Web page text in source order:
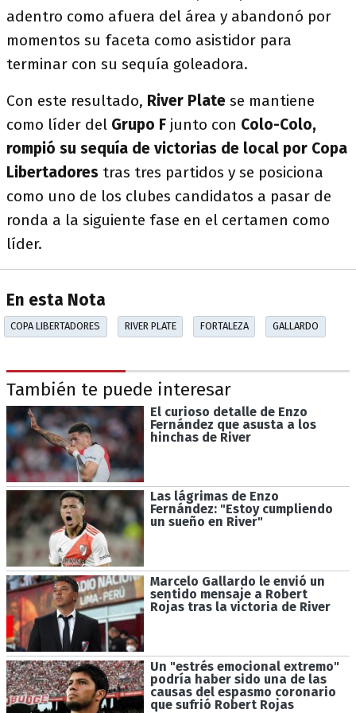
adentro como afuera del área y abandonó por
momentos su faceta como asistidor para
terminar con su sequía goleadora.
Con este resultado, River Plate se mantiene
como líder del Grupo F junto con Colo-Colo,
rompió su sequía de victorias de local por Copa
Libertadores tras tres partidos y se posiciona
como uno de los clubes candidatos a pasar de
ronda a la siguiente fase en el certamen como
líder.
En esta Nota
COPA LIBERTADORES RIVER PLATE FORTALEZA GALLARDO
También te puede interesar
El curioso detalle de Enzo
Fernández que asusta a los
hinchas de River
Las lágrimas de Enzo
Fernández: "Estoy cumpliendo
un sueño en River"
Marcelo Gallardo le envió un
sentido mensaje a Robert
Rojas tras la victoria de River
Un "estrés emocional extremo"
podría haber sido una de las
causas del espasmo coronario
que sufrió Robert Rojas